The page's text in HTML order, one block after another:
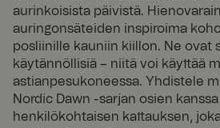
aurinkoisista päivistä.
auringonsäteiden inspiroima
posliinille kauniin kiillon. Ne ovat
käytännöllisiä – niitä voi käyttää
astianpesukoneessa. Yhdistele
Nordic Dawn -sarjan osien
henkilökohtaisen kattauksen,